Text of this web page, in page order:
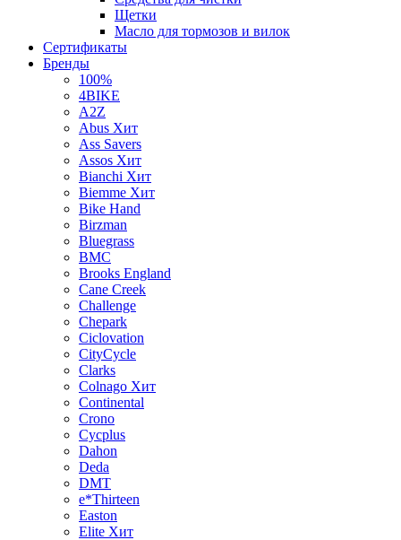
Щетки
Масло для тормозов и вилок
Сертификаты
Бренды
100%
4BIKE
A2Z
Abus Хит
Ass Savers
Assos Хит
Bianchi Хит
Biemme Хит
Bike Hand
Birzman
Bluegrass
BMC
Brooks England
Cane Creek
Challenge
Chepark
Ciclovation
CityCycle
Clarks
Colnago Хит
Continental
Crono
Cycplus
Dahon
Deda
DMT
e*Thirteen
Easton
Elite Хит